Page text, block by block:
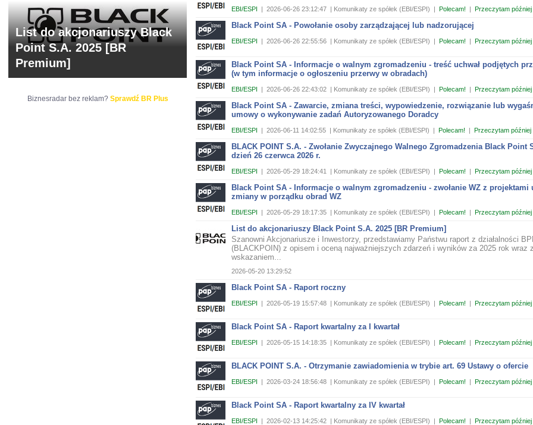
EBI/ESPI | 2026-06-26 23:12:47 | Komunikaty ze spółek (EBI/ESPI) | Polecam! | Przeczytam później
Black Point SA - Powołanie osoby zarządzającej lub nadzorującej
EBI/ESPI | 2026-06-26 22:55:56 | Komunikaty ze spółek (EBI/ESPI) | Polecam! | Przeczytam później
Black Point SA - Informacje o walnym zgromadzeniu - treść uchwał podjętych
(w tym informacje o ogłoszeniu przerwy w obradach)
EBI/ESPI | 2026-06-26 22:43:02 | Komunikaty ze spółek (EBI/ESPI) | Polecam! | Przeczytam później
Black Point SA - Zawarcie, zmiana treści, wypowiedzenie, rozwiązanie lub
umowy o wykonywanie zadań Autoryzowanego Doradcy
EBI/ESPI | 2026-06-11 14:02:55 | Komunikaty ze spółek (EBI/ESPI) | Polecam! | Przeczytam później
BLACK POINT S.A. - Zwołanie Zwyczajnego Walnego Zgromadzenia Black Point
dzień 26 czerwca 2026 r.
EBI/ESPI | 2026-05-29 18:24:41 | Komunikaty ze spółek (EBI/ESPI) | Polecam! | Przeczytam później
Black Point SA - Informacje o walnym zgromadzeniu - zwołanie WZ z projektami
zmiany w porządku obrad WZ
EBI/ESPI | 2026-05-29 18:17:35 | Komunikaty ze spółek (EBI/ESPI) | Polecam! | Przeczytam później
List do akcjonariuszy Black Point S.A. 2025 [BR Premium]
Szanowni Akcjonariusze i Inwestorzy, przedstawiamy Państwu raport z działalności
(BLACKPOIN) z opisem i oceną najważniejszych zdarzeń i wyników za 2025 rok wraz
wskazaniem...
2026-05-20 13:29:52
Black Point SA - Raport roczny
EBI/ESPI | 2026-05-19 15:57:48 | Komunikaty ze spółek (EBI/ESPI) | Polecam! | Przeczytam później
Black Point SA - Raport kwartalny za I kwartał
EBI/ESPI | 2026-05-15 14:18:35 | Komunikaty ze spółek (EBI/ESPI) | Polecam! | Przeczytam później
BLACK POINT S.A. - Otrzymanie zawiadomienia w trybie art. 69 Ustawy o ofercie
EBI/ESPI | 2026-03-24 18:56:48 | Komunikaty ze spółek (EBI/ESPI) | Polecam! | Przeczytam później
Black Point SA - Raport kwartalny za IV kwartał
EBI/ESPI | 2026-02-13 14:25:42 | Komunikaty ze spółek (EBI/ESPI) | Polecam! | Przeczytam później
List do akcjonariuszy Black
Point S.A. 2025 [BR
Premium]
Biznesradar bez reklam? Sprawdź BR Plus